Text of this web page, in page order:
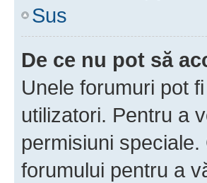
Sus
De ce nu pot să
Unele forumuri pot
utilizatori. Pentru a
permisiuni
forumului pentru a